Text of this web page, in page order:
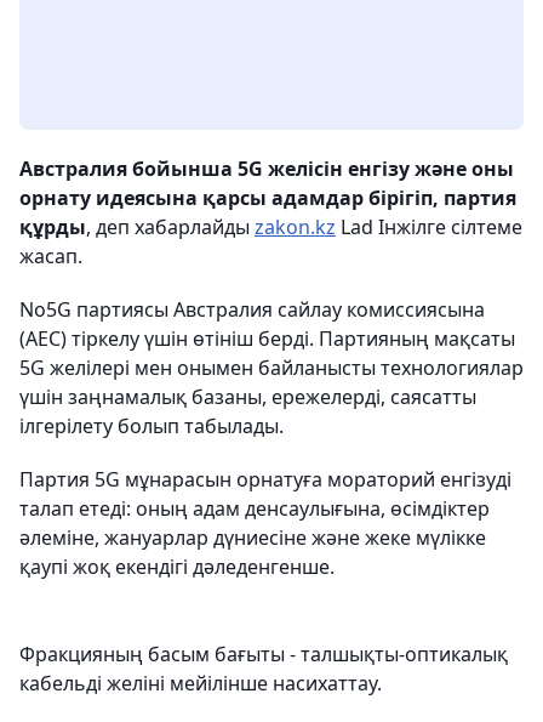
Австралия бойынша 5G желісін енгізу және оны
орнату идеясына қарсы адамдар бірігіп, партия
құрды, деп хабарлайды zakon.kz Lad Інжілге сілтеме
жасап.
No5G партиясы Австралия сайлау комиссиясына
(AEC) тіркелу үшін өтініш берді. Партияның мақсаты
5G желілері мен онымен байланысты технологиялар
үшін заңнамалық базаны, ережелерді, саясатты
ілгерілету болып табылады.
Партия 5G мұнарасын орнатуға мораторий енгізуді
талап етеді: оның адам денсаулығына, өсімдіктер
әлеміне, жануарлар дүниесіне және жеке мүлікке
қаупі жоқ екендігі дәледенгенше.
Фракцияның басым бағыты - талшықты-оптикалық
кабельді желіні мейілінше насихаттау.